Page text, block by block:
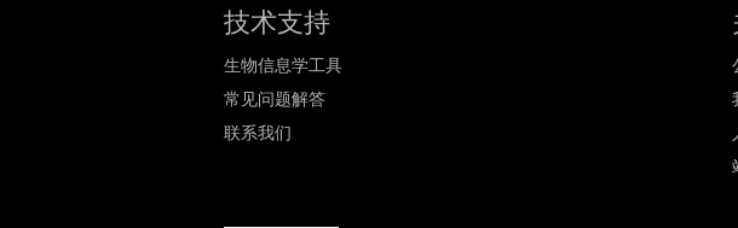
技术支持
生物信息学工具
常见问题解答
联系我们